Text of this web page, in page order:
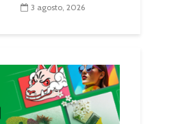
3 agosto, 2026